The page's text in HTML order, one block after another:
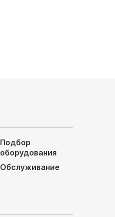
Подбор
оборудования
Обслуживание